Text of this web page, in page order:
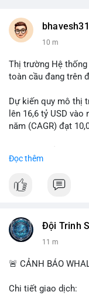
bhavesh31
10 m
Thị trường Hệ
toàn cầu đang trên
Dự kiến quy mô thị
lên 16,6 tỷ USD
năm (CAGR) đạt
trong các lĩnh vực ô
Doanh nghiệp cần
Đọc thêm
Đội Trinh
11 m
🚨 CẢNH BÁO
Chi tiết giao dịch: